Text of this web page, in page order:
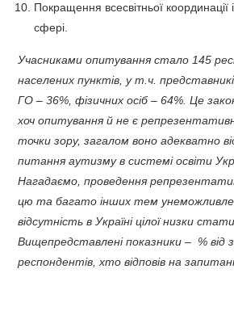
Покращення всесвітньої координації
сфері.
Учасниками опитування стало 145
населених пунктів, у т.ч.
ГО – 36%, фізичних осіб – 64%. Це
хоч опитування й не є
точки зору, загалом воно адекватно
питання аутизму в системі освіти
Нагадаємо, проведення
цю та багато інших тем
відсутність в Україні цілої низки
Вищепредставлені показники – % від
респондентів, хто відповів на